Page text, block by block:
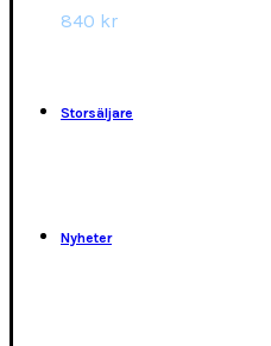
840 kr
Storsäljare
Nyheter